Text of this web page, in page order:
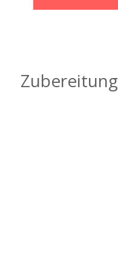
Zubereitung